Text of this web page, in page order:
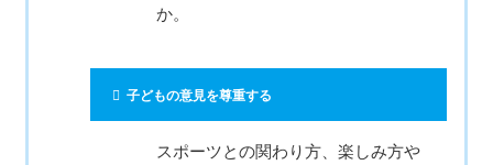
か。
子どもの意見を尊重する
スポーツとの関わり方、楽しみ方や